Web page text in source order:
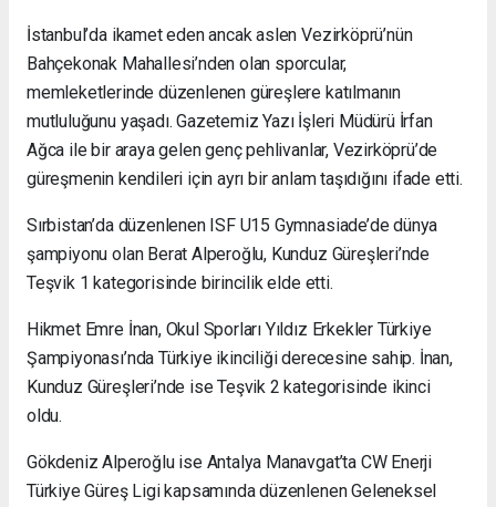
İstanbul’da ikamet eden ancak aslen Vezirköprü’nün
Bahçekonak Mahallesi’nden olan sporcular,
memleketlerinde düzenlenen güreşlere katılmanın
mutluluğunu yaşadı. Gazetemiz Yazı İşleri Müdürü İrfan
Ağca ile bir araya gelen genç pehlivanlar, Vezirköprü’de
güreşmenin kendileri için ayrı bir anlam taşıdığını ifade etti.
Sırbistan’da düzenlenen ISF U15 Gymnasiade’de dünya
şampiyonu olan Berat Alperoğlu, Kunduz Güreşleri’nde
Teşvik 1 kategorisinde birincilik elde etti.
Hikmet Emre İnan, Okul Sporları Yıldız Erkekler Türkiye
Şampiyonası’nda Türkiye ikinciliği derecesine sahip. İnan,
Kunduz Güreşleri’nde ise Teşvik 2 kategorisinde ikinci
oldu.
Gökdeniz Alperoğlu ise Antalya Manavgat’ta CW Enerji
Türkiye Güreş Ligi kapsamında düzenlenen Geleneksel